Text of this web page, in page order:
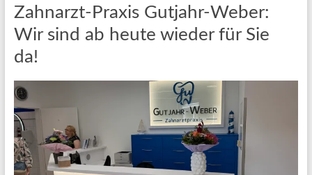
Zahnarzt-Praxis Gutjahr-Weber:
Wir sind ab heute wieder für Sie
da!